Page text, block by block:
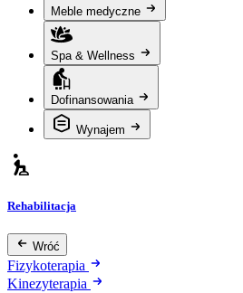
Meble medyczne
Spa & Wellness
Dofinansowania
Wynajem
Rehabilitacja
Wróć
Fizykoterapia
Kinezyterapia